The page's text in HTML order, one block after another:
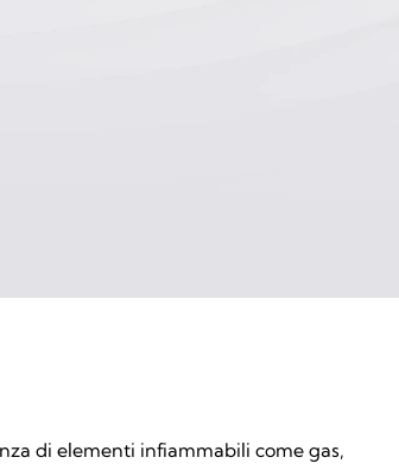
di elementi infiammabili come gas,